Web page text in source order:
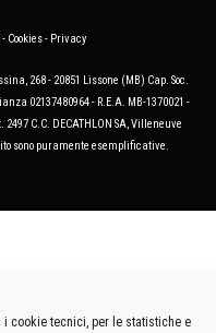
cookie tecnici, per le statistiche e
- Cookies- Privacy
268 - 20851 Lissone (MB) Cap. Soc.
02137480964 - R.E.A. MB-1370021 -
C.C. DECATHLON SA, Villeneuve
sono puramente esemplificative.